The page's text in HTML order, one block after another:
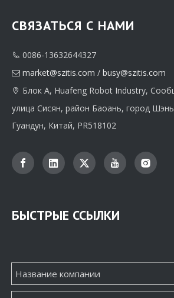
СВЯЗАТЬСЯ С НАМИ
 0086-13632644327
 market@szitis.com / busy@szitis.com
 Блок A, Huafeng Robot Industry,
улица Сисян, район Баоань, город
Гуандун, Китай, PR518102
БЫСТРЫЕ ССЫЛКИ